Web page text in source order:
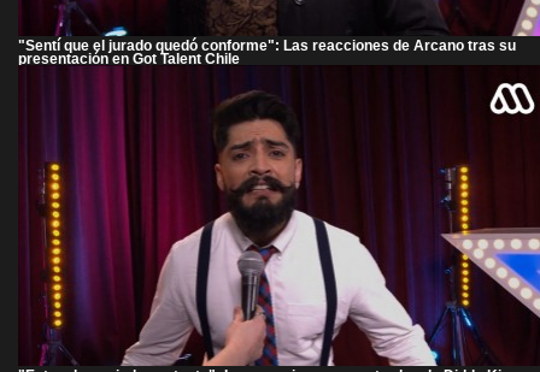
"Sentí que el jurado quedó conforme": Las reacciones de Arcano tras su
presentación en Got Talent Chile